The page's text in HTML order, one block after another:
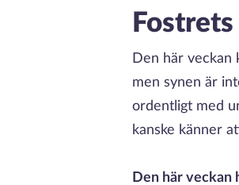
Den här veckan
men synen är
ordentligt med
kanske känner
Den här veckan